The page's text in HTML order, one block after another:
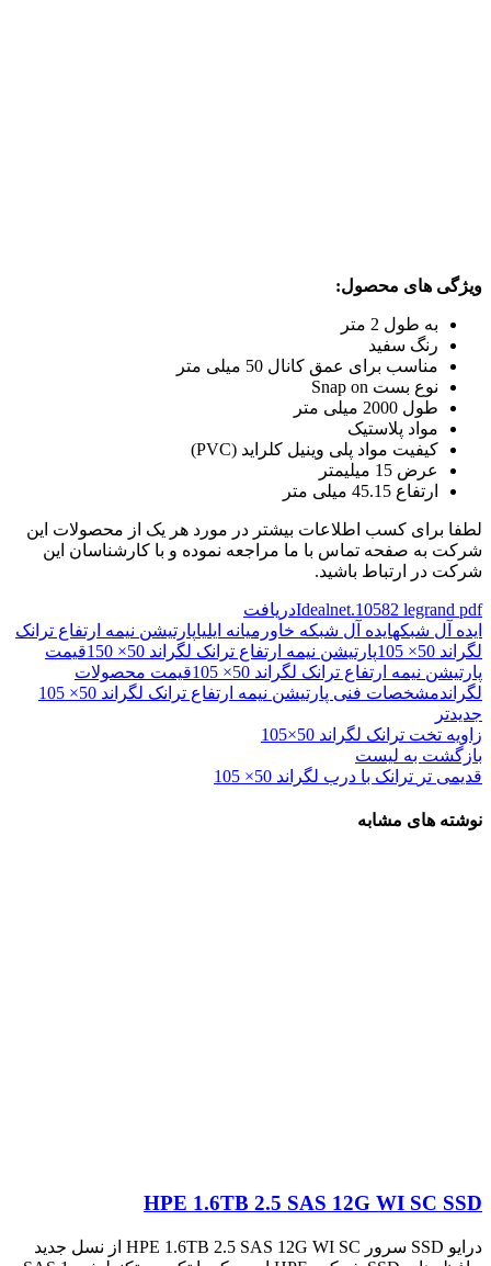
ویژگی های محصول:
به طول 2 متر
رنگ سفید
مناسب برای عمق کانال 50 میلی متر
نوع بست Snap on
طول 2000 میلی متر
مواد پلاستیک
کیفیت مواد پلی وینیل کلراید (PVC)
عرض 15 میلیمتر
ارتفاع 45.15 میلی متر
لطفا برای کسب اطلاعات بیشتر در مورد هر یک از محصولات این
شرکت به صفحه تماس با ما مراجعه نموده و با کارشناسان این
شرکت در ارتباط باشید.
Idealnet.10582 legrand pdfدریافت
ایده آل شبکهایده آل شبکه خاورمیانه ایلیاپارتیشن نیمه ارتفاع ترانک
لگراند 50× 105
پارتیشن نیمه ارتفاع ترانک لگراند 50× 150
قیمت
پارتیشن نیمه ارتفاع ترانک لگراند 50× 105
قیمت محصولات
لگراندمشخصات فنی پارتیشن نیمه ارتفاع ترانک لگراند 50× 105
جدیدتر
زاویه تخت ترانک لگراند 50×105
بازگشت به لیست
قدیمی تر ترانک با درب لگراند 50× 105
نوشته های مشابه
HPE 1.6TB 2.5 SAS 12G WI SC SSD
درایو SSD سرور HPE 1.6TB 2.5 SAS 12G WI SC از نسل جدید